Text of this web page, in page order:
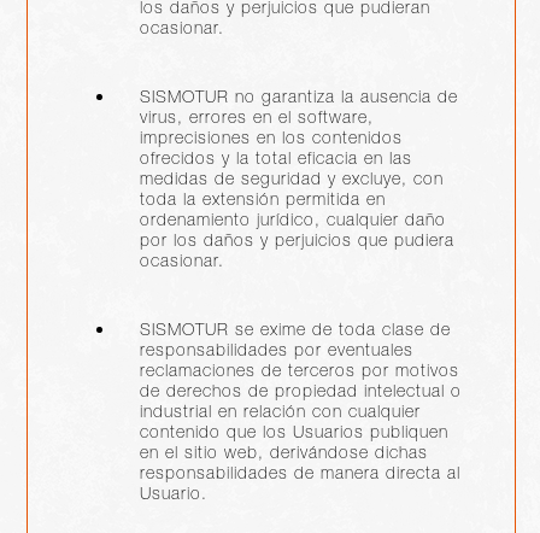
los daños y perjuicios que pudieran
ocasionar.
SISMOTUR no garantiza la ausencia de
virus, errores en el software,
imprecisiones en los contenidos
ofrecidos y la total eficacia en las
medidas de seguridad y excluye, con
toda la extensión permitida en
ordenamiento jurídico, cualquier daño
por los daños y perjuicios que pudiera
ocasionar.
SISMOTUR se exime de toda clase de
responsabilidades por eventuales
reclamaciones de terceros por motivos
de derechos de propiedad intelectual o
industrial en relación con cualquier
contenido que los Usuarios publiquen
en el sitio web, derivándose dichas
responsabilidades de manera directa al
Usuario.